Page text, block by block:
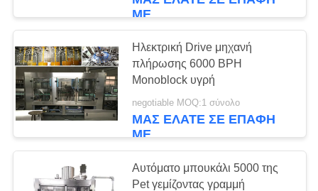
ΓΎΡΟΣ
ΕΡΓΟΣΤΑΣΊΩΝ
ΠΟΙΟΤΙΚΌΣ
ΈΛΕΓΧΟΣ
ΜΑΣ
ΕΛΆΤΕ
ΜΕ
Ηλεκτρική Drive μηχανή
πλήρωσης 6000 BPH
Monoblock υγρή
negotiable MOQ:1 σύνολο
ΜΑΣ ΕΛΆΤΕ ΣΕ ΕΠΑΦΉ
ΜΕ
Αυτόματο μπουκάλι 5000 της
Pet γεμίζοντας γραμμή